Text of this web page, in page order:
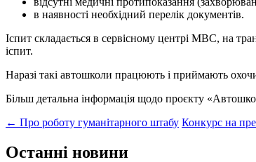
в наявності необхідний перелік документів.
Іспит складається в сервісному центрі МВС, на
іспит.
Наразі такі автошколи працюють і приймають
Більш детальна інформація щодо проєкту
Post
navigation
← Про роботу гуманітарного штабу Конкурс на
Останні новини